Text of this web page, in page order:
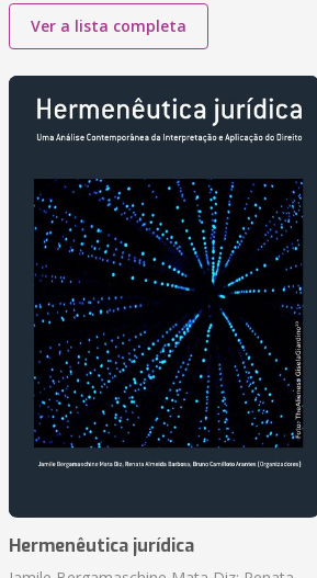
Ver a lista completa
Hermenêutica jurídica